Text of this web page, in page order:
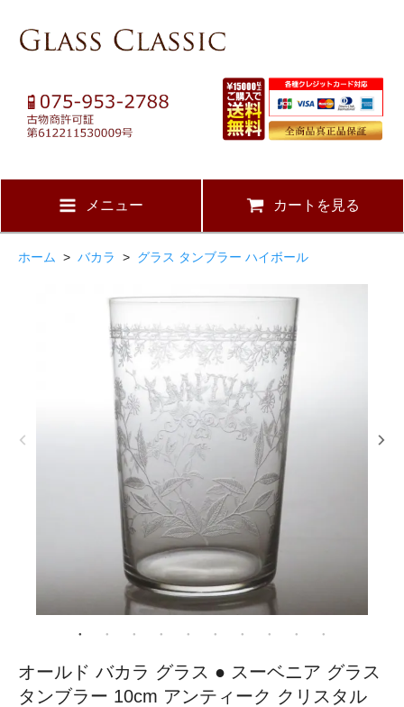
メニュー カートを見る
ホーム > バカラ > グラス タンブラー ハイボール
オールド バカラ グラス ● スーベニア グラス
タンブラー 10cm アンティーク クリスタル